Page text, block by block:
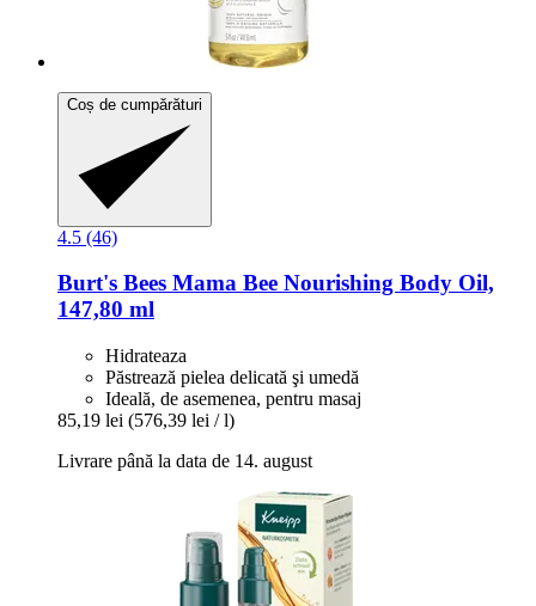
Coș de cumpărături
4.5 (46)
Burt's Bees Mama Bee Nourishing Body Oil,
147,80 ml
Hidrateaza
Păstrează pielea delicată şi umedă
Ideală, de asemenea, pentru masaj
85,19 lei (576,39 lei / l)
Livrare până la data de 14. august